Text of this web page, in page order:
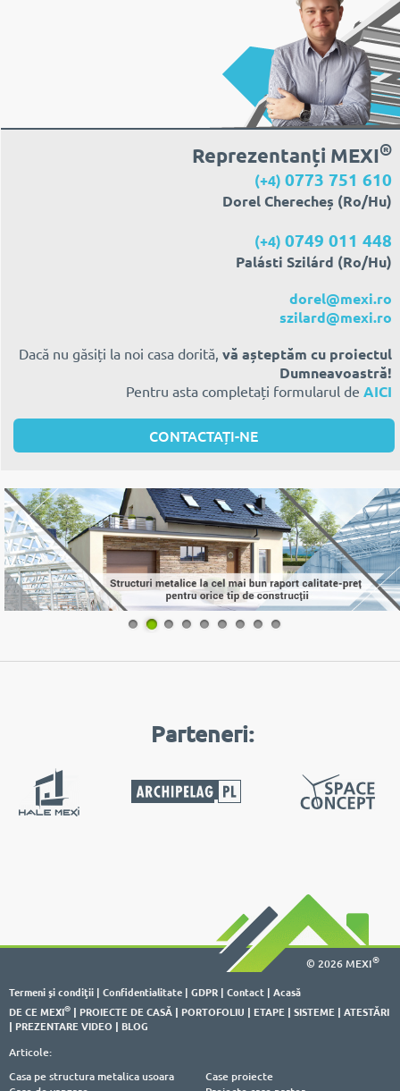
Reprezentanți MEXI®
(+4) 0773 751 610
Dorel Cherecheș (Ro/Hu)
(+4) 0749 011 448
Palásti Szilárd (Ro/Hu)
dorel@mexi.ro
szilard@mexi.ro
Dacă nu găsiți la noi casa dorită, vă așteptăm cu proiectul
Dumneavoastră!
Pentru asta completați formularul de AICI
CONTACTAȚI-NE
1 2 3 4 5 6 7 8 9
Parteneri:
© 2026 MEXI®
Termeni şi condiţii | Confidentialitate | GDPR | Contact | Acasă
DE CE MEXI® | PROIECTE DE CASĂ | PORTOFOLIU | ETAPE | SISTEME | ATESTĂRI
| PREZENTARE VIDEO | BLOG
Articole:
Casa pe structura metalica usoara
Case proiecte